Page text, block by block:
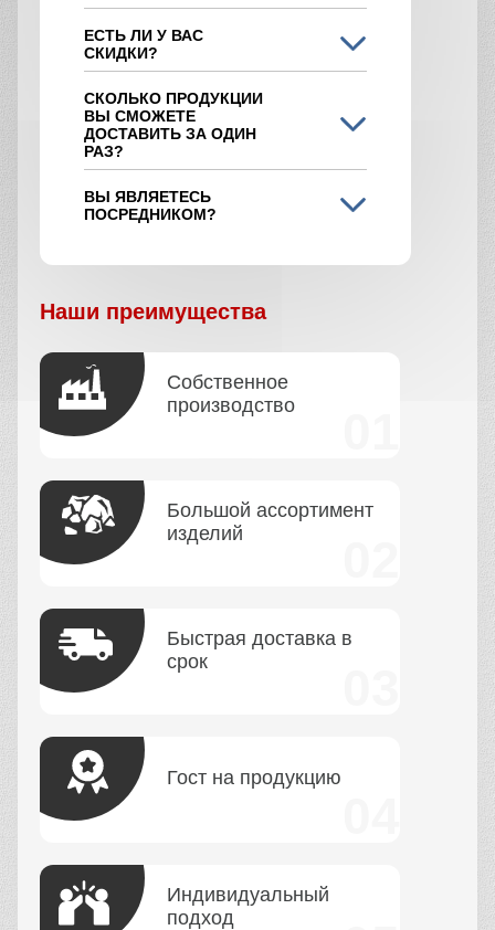
ЕСТЬ ЛИ У ВАС
СКИДКИ?
СКОЛЬКО ПРОДУКЦИИ
ВЫ СМОЖЕТЕ
ДОСТАВИТЬ ЗА ОДИН
РАЗ?
ВЫ ЯВЛЯЕТЕСЬ
ПОСРЕДНИКОМ?
Наши преимущества
Собственное
производство
Большой ассортимент
изделий
Быстрая доставка в
срок
Гост на продукцию
Индивидуальный
подход